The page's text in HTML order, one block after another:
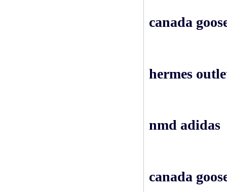
canada
hermes
nmd adidas
canada